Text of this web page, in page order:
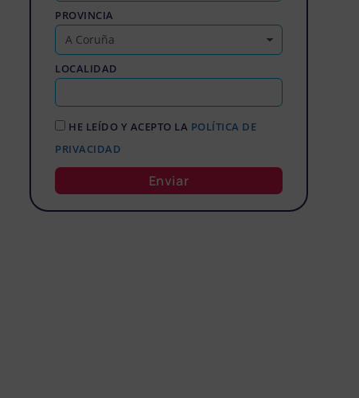
PROVINCIA
LOCALIDAD
HE LEÍDO Y ACEPTO LA POLÍTICA DE
PRIVACIDAD
Enviar